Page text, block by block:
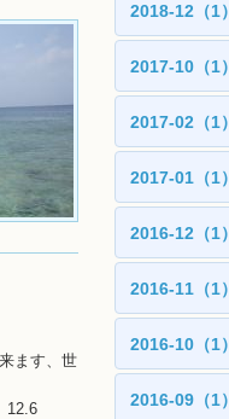
ます、世
12.6
2018-12（1）
2017-10（1）
2017-02（1）
2017-01（1）
2016-12（1）
2016-11（1）
2016-10（1）
2016-09（1）